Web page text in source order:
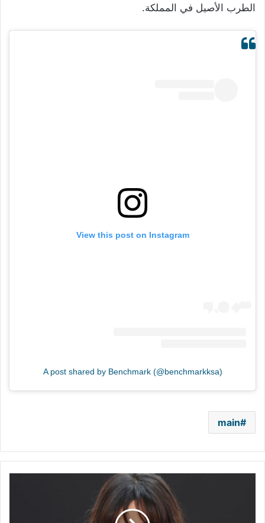
الطرب الأصيل في المملكة.
View this post on Instagram
A post shared by Benchmark (@benchmarkksa)
main